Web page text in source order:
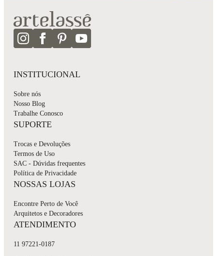
INSTITUCIONAL
Sobre nós
Nosso Blog
Trabalhe Conosco
SUPORTE
Trocas e Devoluções
Termos de Uso
SAC - Dúvidas frequentes
Política de Privacidade
NOSSAS LOJAS
Encontre Perto de Você
Arquitetos e Decoradores
ATENDIMENTO
11 97221-0187